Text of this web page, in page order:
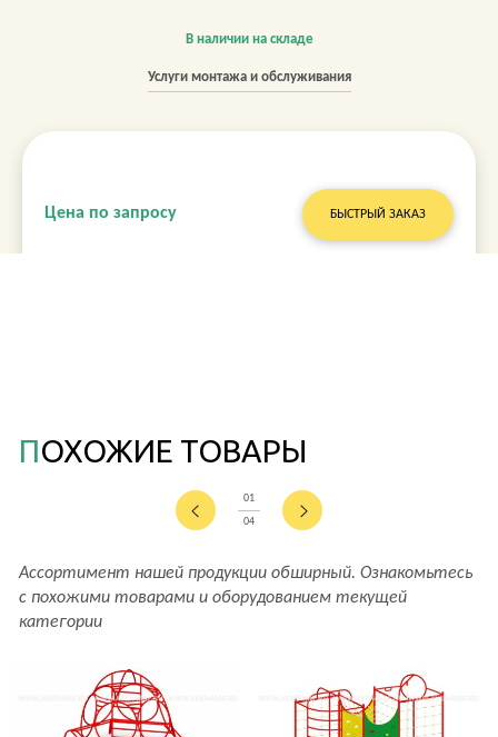
В наличии на складе
Услуги монтажа и обслуживания
Цена по запросу БЫСТРЫЙ ЗАКАЗ
ПОХОЖИЕ ТОВАРЫ
Ассортимент нашей продукции обширный. Ознакомьтесь
с похожими товарами и оборудованием текущей
категории
01
04